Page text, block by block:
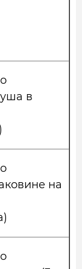
в
на